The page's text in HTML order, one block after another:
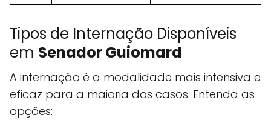
Tipos de Internação Disponíveis
em Senador Guiomard
A internação é a modalidade mais intensiva e
eficaz para a maioria dos casos. Entenda as
opções: